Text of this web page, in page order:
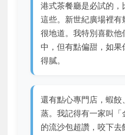
港式茶餐廳是必試的
這些。新世紀廣場裡有
很地道。我特別喜歡他
中，但有點偏甜，如
得膩。
還有點心專門店，蝦
蒸。我記得有一家叫「
的流沙包超讚，咬下去